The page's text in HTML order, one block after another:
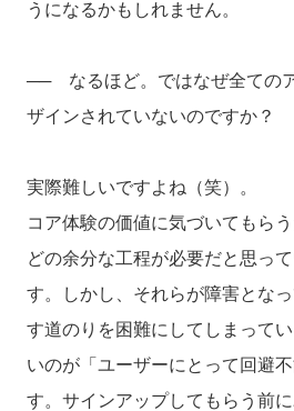
うになるかもしれません。
── なるほど。ではなぜ全ての
ザインされていないのですか？
実際難しいですよね（笑）。
コア体験の価値に気づいてもら
どの余分な工程が必要だと思っ
す。しかし、それらが障害とな
す道のりを困難にしてしまって
いのが「ユーザーにとって回避
す。サインアップしてもらう前